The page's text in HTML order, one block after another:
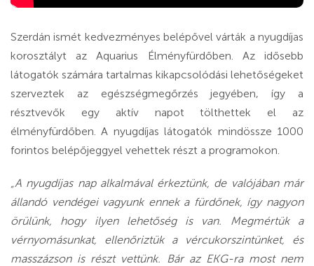
Szerdán ismét kedvezményes belépővel várták a nyugdíjas
korosztályt az Aquarius Élményfürdőben. Az idősebb
látogatók számára tartalmas kikapcsolódási lehetőségeket
szerveztek az egészségmegőrzés jegyében, így a
résztvevők egy aktív napot tölthettek el az
élményfürdőben. A nyugdíjas látogatók mindössze 1000
forintos belépőjeggyel vehettek részt a programokon.
„A nyugdíjas nap alkalmával érkeztünk, de valójában már
állandó vendégei vagyunk ennek a fürdőnek, így nagyon
örülünk, hogy ilyen lehetőség is van. Megmértük a
vérnyomásunkat, ellenőriztük a vércukorszintünket, és
masszázson is részt vettünk. Bár az EKG-ra most nem